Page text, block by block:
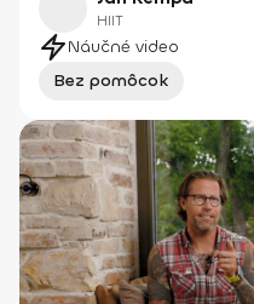
HIIT
Náučné video
Bez pomôcok